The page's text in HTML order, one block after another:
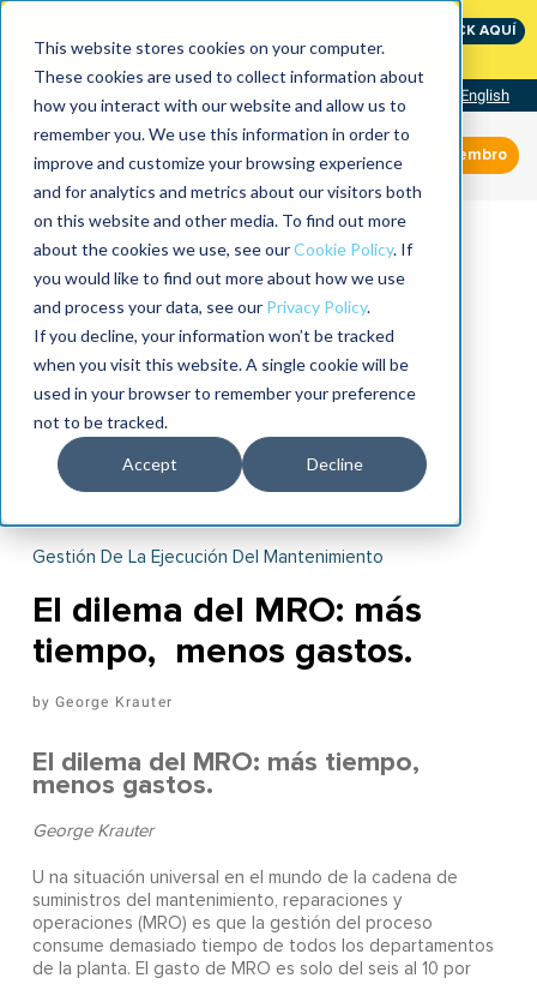
This website stores cookies on your computer.
These cookies are used to collect information about
how you interact with our website and allow us to
remember you. We use this information in order to
improve and customize your browsing experience
and for analytics and metrics about our visitors both
on this website and other media. To find out more
about the cookies we use, see ourCookie Policy. If
you would like to find out more about how we use
and process your data, see our Privacy Policy.
If you decline, your information won’t be tracked
when you visit this website. A single cookie will be
used in your browser to remember your preference
not to be tracked.
Accept Decline
The Speed of Reliability
CLICK AQUÍ
English
Miembro
Gestión De La Ejecución Del Mantenimiento
El dilema del MRO: más
tiempo, menos gastos.
George Krauter
El dilema del MRO: más tiempo,
menos gastos.
George Krauter
U na situación universal en el mundo de la cadena de
suministros del mantenimiento, reparaciones y
operaciones (MRO) es que la gestión del proceso
consume demasiado tiempo de todos los departamentos
de la planta. El gasto de MRO es solo del seis al 10 por